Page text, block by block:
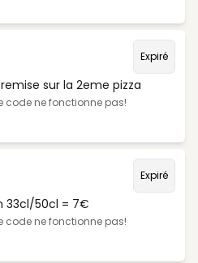
Expiré
sur la 2eme pizza
code ne fonctionne pas!
Expiré
33cl/50cl = 7€
code ne fonctionne pas!